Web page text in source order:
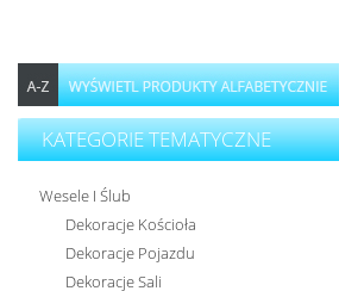
KATEGORIE TEMATYCZNE
Wesele I Ślub
Dekoracje Kościoła
Dekoracje Pojazdu
Dekoracje Sali